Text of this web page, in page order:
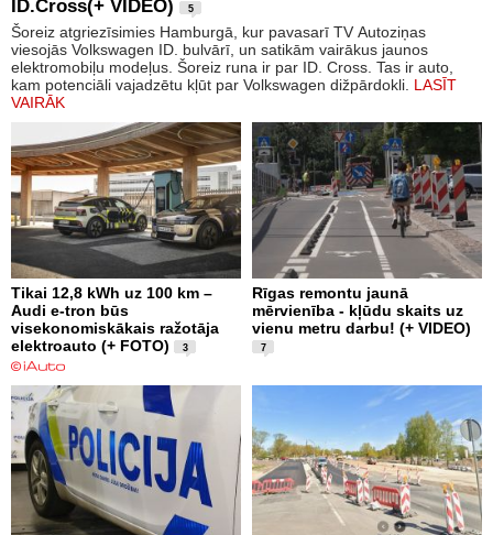
ID.Cross(+ VIDEO)
5
Šoreiz atgriezīsimies Hamburgā, kur pavasarī TV Autoziņas
viesojās Volkswagen ID. bulvārī, un satikām vairākus jaunos
elektromobiļu modeļus. Šoreiz runa ir par ID. Cross. Tas ir auto,
kam potenciāli vajadzētu kļūt par Volkswagen dižpārdokli. LASĪT
VAIRĀK
Tikai 12,8 kWh uz 100 km –
Audi e-tron būs
visekonomiskākais ražotāja
elektroauto (+ FOTO)
3
Rīgas remontu jaunā
mērvienība - kļūdu skaits uz
vienu metru darbu! (+ VIDEO)
7